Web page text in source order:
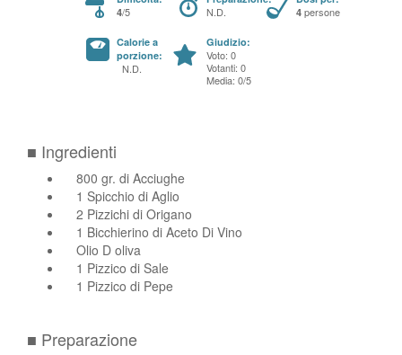
4/5 N.D.
4 persone
Calorie a
porzione:
N.D.
Giudizio:
Voto: 0
Votanti: 0
Media: 0/5
■ Ingredienti
800 gr. di Acciughe
1 Spicchio di Aglio
2 Pizzichi di Origano
1 Bicchierino di Aceto Di Vino
Olio D oliva
1 Pizzico di Sale
1 Pizzico di Pepe
■ Preparazione